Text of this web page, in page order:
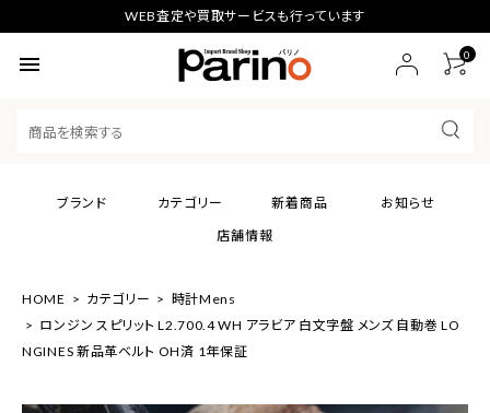
WEB査定や買取サービスも行っています
menu 0
ブランド カテゴリー 新着商品
お知らせ
店舗情報
HOME カテゴリー
時計Mens
ロンジン スピリット L2.700.4 WH アラビア 白文字盤 メンズ 自動巻 LO
NGINES 新品革ベルト OH済 1年保証